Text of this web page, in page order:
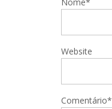
Website
Comentário*